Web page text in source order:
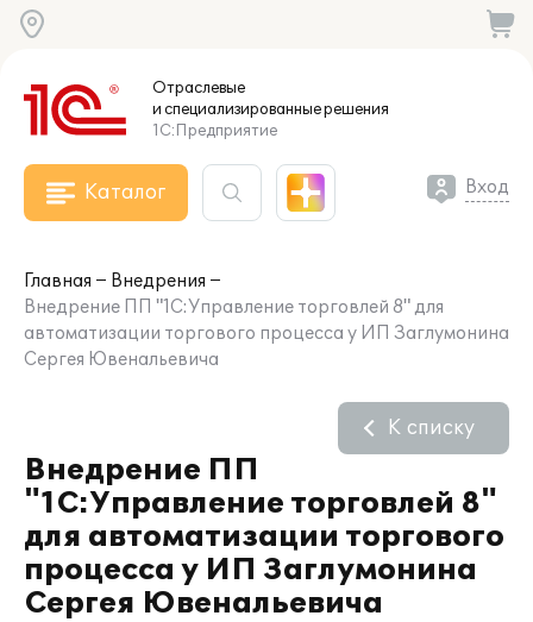
Отраслевые
и специализированныерешения
1С:Предприятие
Каталог Вход
Главная
Внедрения
Внедрение ПП "1С:Управление торговлей 8" для
автоматизации торгового процесса у ИП Заглумонина
Сергея Ювенальевича
Внедрение ПП
"1С:Управление торговлей 8"
для автоматизации торгового
процесса у ИП Заглумонина
Сергея Ювенальевича
К списку